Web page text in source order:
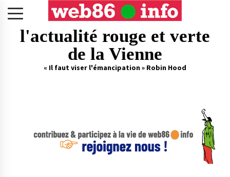
l'actualité rouge et verte
de la Vienne
« Il faut viser l'émancipation » Robin Hood